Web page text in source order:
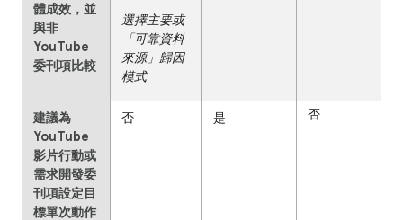
體成效，並
與非
YouTube
委刊項比較
選擇主要或
「可靠資料
來源」歸因
模式
建議為
YouTube
影片行動或
需求開發委
刊項設定目
標單次動作
否 是 否